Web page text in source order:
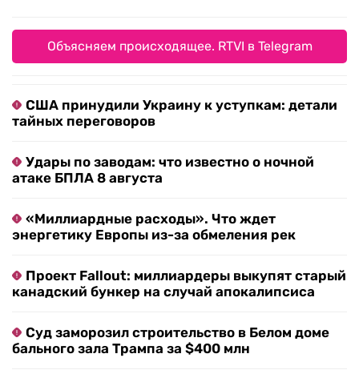
Объясняем происходящее. RTVI в Telegram
США принудили Украину к уступкам: детали
тайных переговоров
Удары по заводам: что известно о ночной
атаке БПЛА 8 августа
«Миллиардные расходы». Что ждет
энергетику Европы из-за обмеления рек
Проект Fallout: миллиардеры выкупят старый
канадский бункер на случай апокалипсиса
Суд заморозил строительство в Белом доме
бального зала Трампа за $400 млн